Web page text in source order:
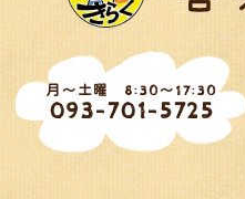
月～土曜 8:30～17:30
093-701-5725